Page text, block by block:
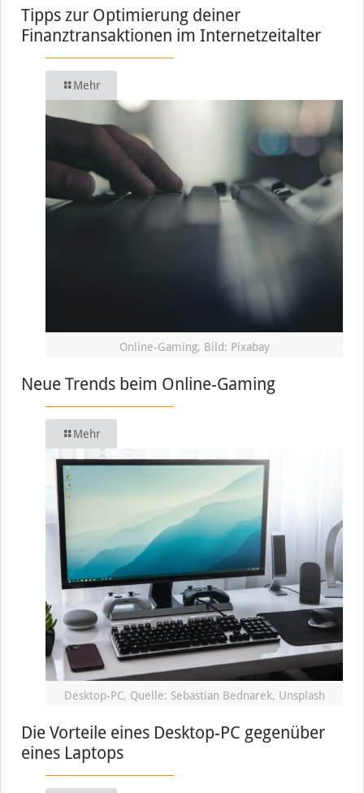
Tipps zur Optimierung deiner
Finanztransaktionen im Internetzeitalter
Mehr
Online-Gaming, Bild: Pixabay
Neue Trends beim Online-Gaming
Mehr
Desktop-PC, Quelle: Sebastian Bednarek, Unsplash
Die Vorteile eines Desktop-PC gegenüber
eines Laptops